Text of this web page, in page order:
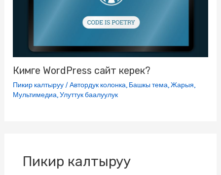
Кимге WordPress сайт керек?
Пикир калтыруу /Автордук колонка, Башкы тема,Жарыя,
Мультимедиа,Улуттук баалуулук
Пикир калтыруу